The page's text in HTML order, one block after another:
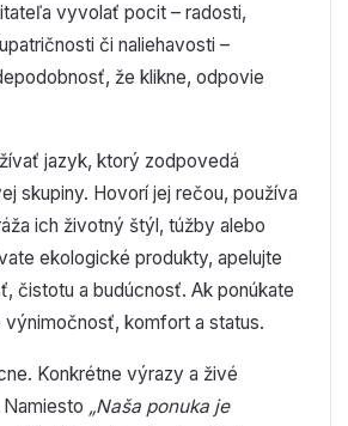
vyvolať pocit – radosti,
či naliehavosti –
že klikne, odpovie
jazyk, ktorý zodpovedá
skupiny. Hovorí jej rečou, používa
ich životný štýl, túžby alebo
ekologické produkty, apelujte
čistotu a budúcnosť. Ak ponúkate
výnimočnosť, komfort a status.
Konkrétne výrazy a živé
„Naša ponuka je